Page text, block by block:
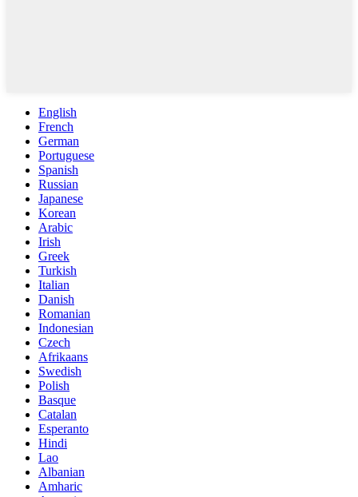
English
French
German
Portuguese
Spanish
Russian
Japanese
Korean
Arabic
Irish
Greek
Turkish
Italian
Danish
Romanian
Indonesian
Czech
Afrikaans
Swedish
Polish
Basque
Catalan
Esperanto
Hindi
Lao
Albanian
Amharic